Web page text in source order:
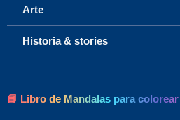
Arte
Historia & stories
📘 Libro de Mandalas para